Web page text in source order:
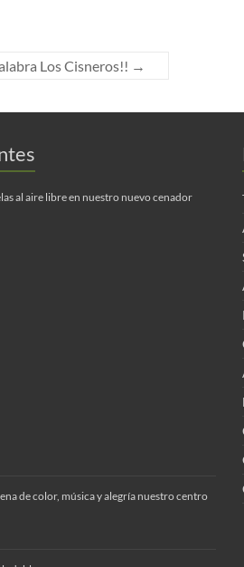
Los Cisneros!! →
al aire libre en nuestro nuevo cenador
de color, música y alegría nuestro centro